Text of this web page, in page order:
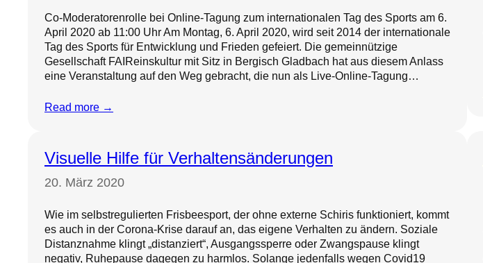
Co-Moderatorenrolle bei Online-Tagung zum internationalen Tag des Sports am 6.
April 2020 ab 11:00 Uhr Am Montag, 6. April 2020, wird seit 2014 der internationale
Tag des Sports für Entwicklung und Frieden gefeiert. Die gemeinnützige
Gesellschaft FAIReinskultur mit Sitz in Bergisch Gladbach hat aus diesem Anlass
eine Veranstaltung auf den Weg gebracht, die nun als Live-Online-Tagung…
Read more →
Visuelle Hilfe für Verhaltensänderungen
20. März 2020
Wie im selbstregulierten Frisbeesport, der ohne externe Schiris funktioniert, kommt
es auch in der Corona-Krise darauf an, das eigene Verhalten zu ändern. Soziale
Distanznahme klingt „distanziert“, Ausgangssperre oder Zwangspause klingt
negativ, Ruhepause dagegen zu harmlos. Solange jedenfalls wegen Covid19